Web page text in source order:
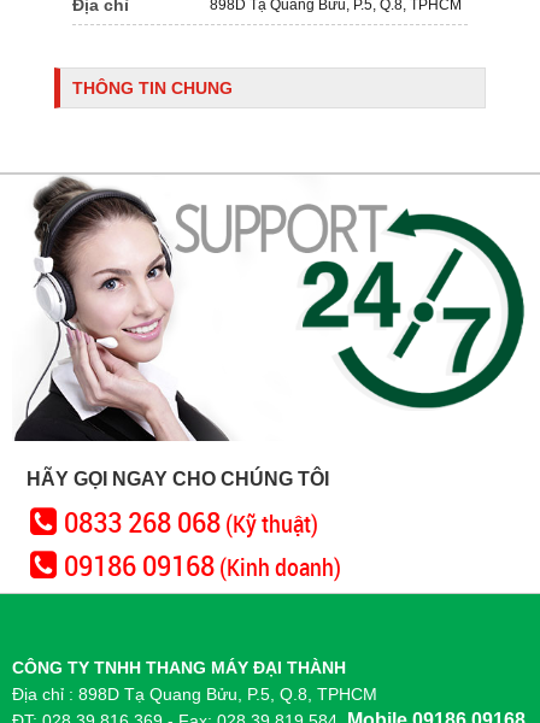
Địa chỉ 898D Tạ Quang Bửu, P.5, Q.8, TPHCM
THÔNG TIN CHUNG
HÃY GỌI NGAY CHO CHÚNG TÔI
0833 268 068(Kỹ thuật)
09186 09168(Kinh doanh)
CÔNG TY TNHH THANG MÁY ĐẠI THÀNH
Địa chỉ : 898D Tạ Quang Bửu, P.5, Q.8, TPHCM